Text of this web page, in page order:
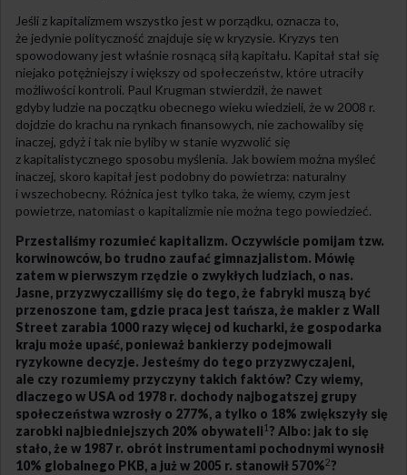
Jeśli z kapitalizmem wszystko jest w porządku, oznacza to,
że jedynie polityczność znajduje się w kryzysie. Kryzys ten
spowodowany jest właśnie rosnącą siłą kapitału. Kapitał stał się
niejako potężniejszy i większy od społeczeństw, które utraciły
możliwości kontroli. Paul Krugman stwierdził, że nawet
gdyby ludzie na początku obecnego wieku wiedzieli, że w 2008 r.
dojdzie do krachu na rynkach finansowych, nie zachowaliby się
inaczej, gdyż i tak nie byliby w stanie wyzwolić się
z kapitalistycznego sposobu myślenia. Jak bowiem można myśleć
inaczej, skoro kapitał jest podobny do powietrza: naturalny
i wszechobecny. Różnica jest tylko taka, że wiemy, czym jest
powietrze, natomiast o kapitalizmie nie można tego powiedzieć.
Przestaliśmy rozumieć kapitalizm. Oczywiście pomijam tzw.
korwinowców, bo trudno zaufać gimnazjalistom. Mówię
zatem w pierwszym rzędzie o zwykłych ludziach, o nas.
Jasne, przyzwyczailiśmy się do tego, że fabryki muszą być
przenoszone tam, gdzie praca jest tańsza, że makler z Wall
Street zarabia 1000 razy więcej od kucharki, że gospodarka
kraju może upaść, ponieważ bankierzy podejmowali
ryzykowne decyzje. Jesteśmy do tego przyzwyczajeni,
ale czy rozumiemy przyczyny takich faktów? Czy wiemy,
dlaczego w USA od 1978 r. dochody najbogatszej grupy
społeczeństwa wzrosły o 277%, a tylko o 18% zwiększyły się
zarobki najbiedniejszych 20% obywateli 1 ? Albo: jak to się
stało, że w 1987 r. obrót instrumentami pochodnymi wynosił
10% globalnego PKB, a już w 2005 r. stanowił 570%2?